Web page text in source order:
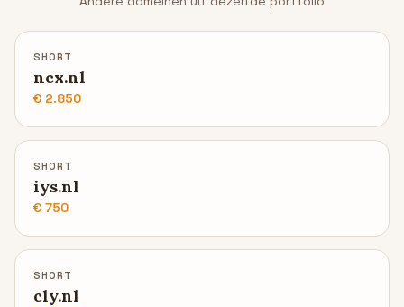
SHORT
ncx.nl
€ 2.850
SHORT
iys.nl
€ 750
SHORT
cly.nl